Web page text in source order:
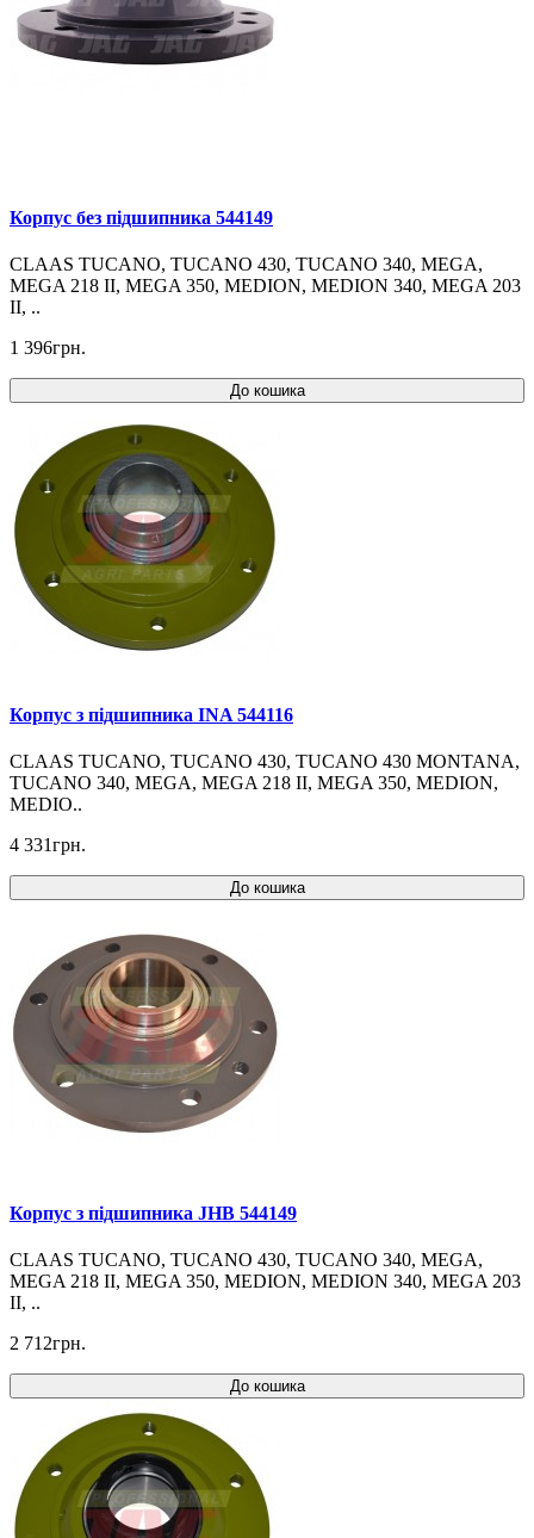
Корпус без підшипника 544149
CLAAS TUCANO, TUCANO 430, TUCANO 340, MEGA,
MEGA 218 II, MEGA 350, MEDION, MEDION 340, MEGA 203
II, ..
1 396грн.
До кошика
Корпус з підшипника INA 544116
CLAAS TUCANO, TUCANO 430, TUCANO 430 MONTANA,
TUCANO 340, MEGA, MEGA 218 II, MEGA 350, MEDION,
MEDIO..
4 331грн.
До кошика
Корпус з підшипника JHB 544149
CLAAS TUCANO, TUCANO 430, TUCANO 340, MEGA,
MEGA 218 II, MEGA 350, MEDION, MEDION 340, MEGA 203
II, ..
2 712грн.
До кошика